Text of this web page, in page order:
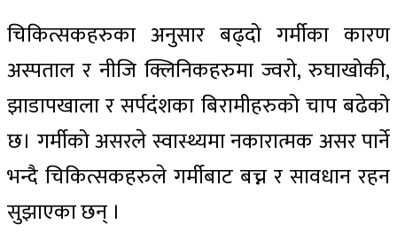
चिकित्सकहरुका अनुसार बढ्दो गर्मीका कारण
अस्पताल र नीजि क्लिनिकहरुमा ज्वरो, रुघाखोकी,
झाडापखाला र सर्पदंशका बिरामीहरुको चाप बढेको
छ। गर्मीको असरले स्वास्थ्यमा नकारात्मक असर पार्ने
भन्दै चिकित्सकहरुले गर्मीबाट बच्न र सावधान रहन
सुझाएका छन् ।